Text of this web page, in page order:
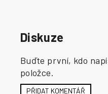
Diskuze
Buďte první, kdo
položce.
PŘIDAT KOMENTÁŘ